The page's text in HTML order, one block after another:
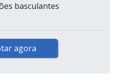
basculantes
agora